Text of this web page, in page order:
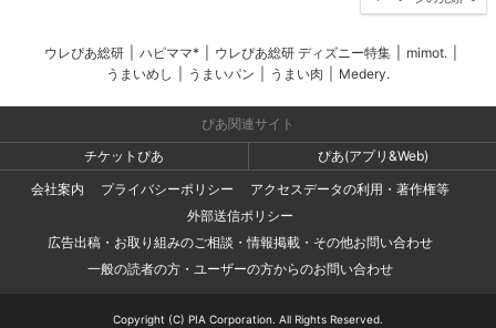
ウレぴあ総研 ハピママ* ウレぴあ総研 ディズニー特集 mimot.
うまいめし
うまいパン うまい肉 Medery.
ぴあ関連サイト
チケットぴあ
ぴあ(アプリ&Web)
会社案内
プライバシーポリシー
アクセスデータの利用・著作権等
外部送信ポリシー
広告出稿・お取り組みのご相談・情報掲載・その他お問い合わせ
一般の読者の方・ユーザーの方からのお問い合わせ
Copyright (C) PIA Corporation. All Rights Reserved.